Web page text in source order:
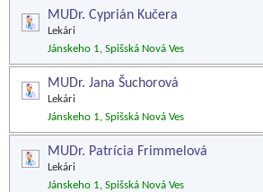
MUDr. Cyprián Kučera
Lekári
Jánskeho 1, Spišská Nová Ves
MUDr. Jana Šuchorová
Lekári
Jánskeho 1, Spišská Nová Ves
MUDr. Patrícia Frimmelová
Lekári
Jánskeho 1, Spišská Nová Ves